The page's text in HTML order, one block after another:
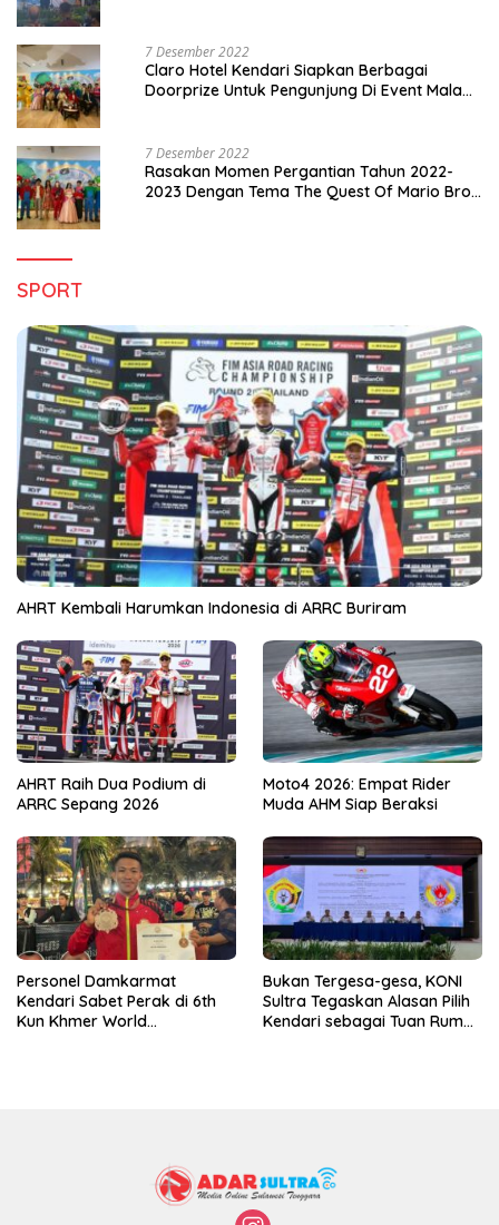
7 Desember 2022
Claro Hotel Kendari Siapkan Berbagai
Doorprize Untuk Pengunjung Di Event Malam
7 Desember 2022
Rasakan Momen Pergantian Tahun 2022-
2023 Dengan Tema The Quest Of Mario Bros
SPORT
AHRT Kembali Harumkan Indonesia di ARRC Buriram
AHRT Raih Dua Podium di
ARRC Sepang 2026
Moto4 2026: Empat Rider
Muda AHM Siap Beraksi
Personel Damkarmat
Kendari Sabet Perak di 6th
Kun Khmer World
Bukan Tergesa-gesa, KONI
Sultra Tegaskan Alasan Pilih
Kendari sebagai Tuan Rumah